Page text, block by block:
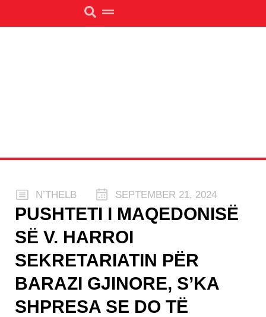
N’THELB SEPTEMBER 21, 2024
PUSHTETI I MAQEDONISË
SË V. HARROI
SEKRETARIATIN PËR
BARAZI GJINORE, S’KA
SHPRESA SE DO TË